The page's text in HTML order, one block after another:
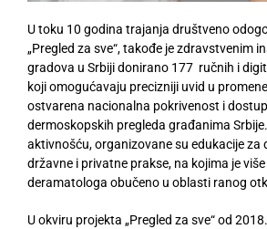
U toku 10 godina trajanja društveno
„Pregled za sve“, takođe je zdravstvenim
gradova u Srbiji donirano 177 ručnih i
koji omogućavaju precizniji uvid u
ostvarena nacionalna pokrivenost i
dermoskopskih pregleda građanima
aktivnošću, organizovane su edukacije za
državne i privatne prakse, na kojima je
deramatologa obučeno u oblasti ranog
U okviru projekta „Pregled za sve“ od